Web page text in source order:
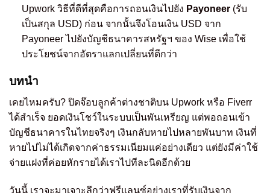
Upwork วิธีที่ดีที่สุดคือการถอนเงินไปยัง Payoneer(รับ
เป็นสกุล USD) ก่อน จากนั้นจึงโอนเงิน USD จาก
Payoneer ไปยังบัญชีธนาคารสหรัฐฯ ของ Wise เพื่อใช้
ประโยชน์จากอัตราแลกเปลี่ยนที่ดีกว่า
บทนำ
เคยไหมครับ? ปิดจ๊อบลูกค้าต่างชาติบน Upwork หรือ Fiverr
ได้สำเร็จ ยอดเงินโชว์ในระบบเป็นพันเหรียญ แต่พอถอนเข้า
บัญชีธนาคารในไทยจริงๆ เงินกลับหายไปหลายพันบาท เงินที่
หายไปไม่ได้เกิดจากค่าธรรมเนียมแค่อย่างเดียว แต่ยังมีค่าใช้
จ่ายแฝงที่ค่อยหักรายได้เราไปทีละนิดอีกด้วย
วันนี้ เราจะมาเจาะลึกว่าฟรีแลนซ์อย่างเราที่รับเงินจาก